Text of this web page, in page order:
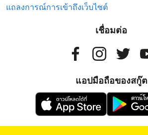
แถลงการณ์การเข้าถึงเว็บไซต์
เชื่อมต่อ
แอปมือถือของสกู๊ต